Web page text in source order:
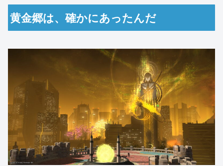
黄金郷は、確かにあったんだ